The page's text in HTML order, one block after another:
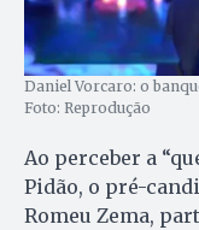
Daniel Vorcaro: o
Foto: Reprodução
Ao perceber a
Pidão, o pré-
Romeu Zema,